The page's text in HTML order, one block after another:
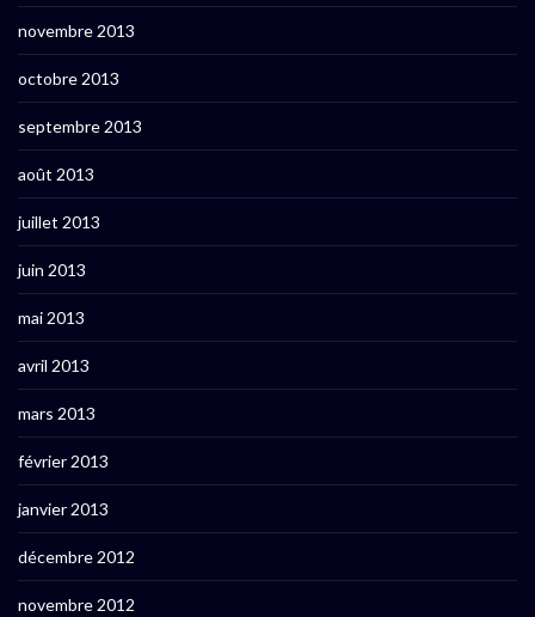
novembre 2013
octobre 2013
septembre 2013
août 2013
juillet 2013
juin 2013
mai 2013
avril 2013
mars 2013
février 2013
janvier 2013
décembre 2012
novembre 2012